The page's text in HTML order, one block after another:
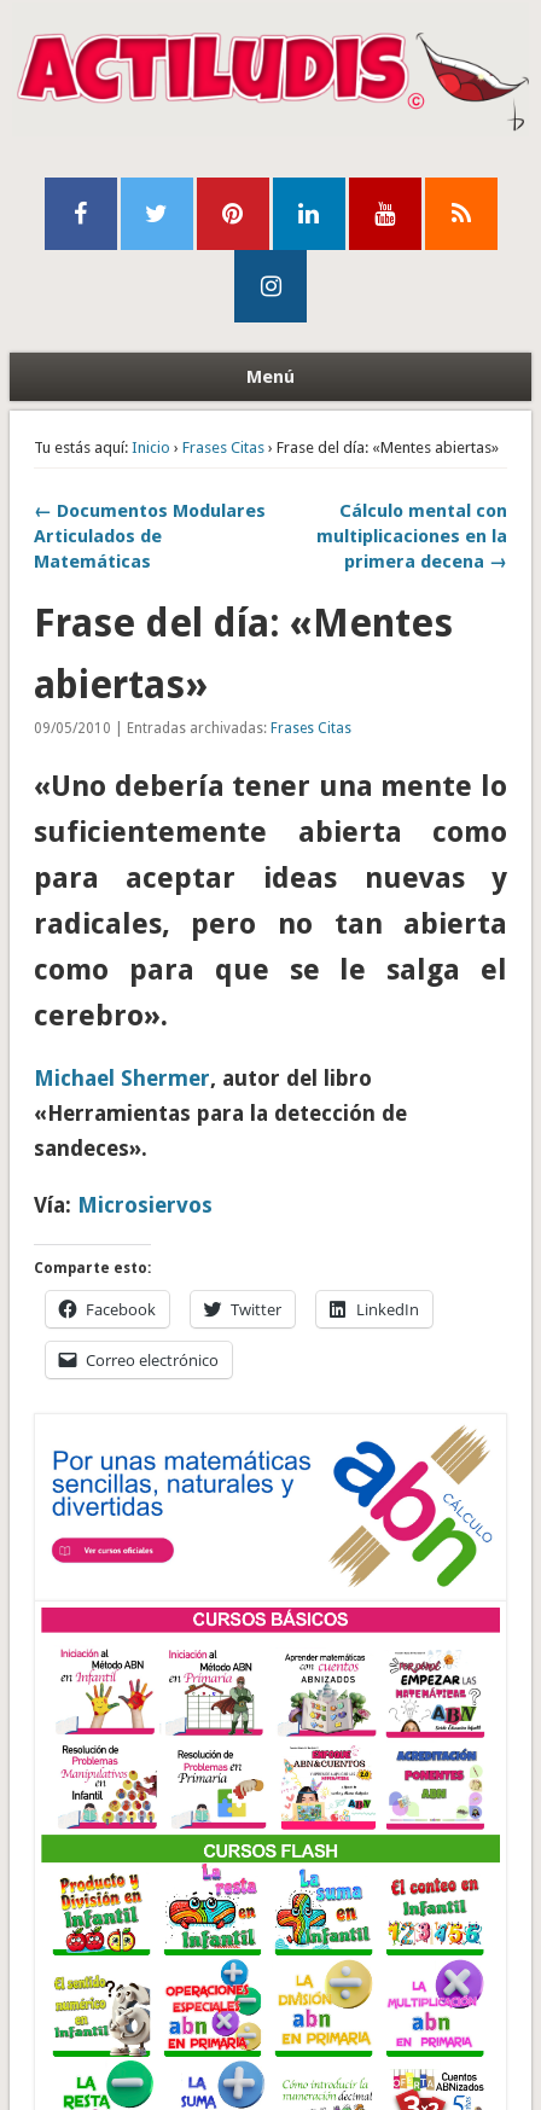
Menú
Tu estás aquí: Inicio › Frases Citas› Frase del día: «Mentes abiertas»
← Documentos Modulares
Articulados de
Matemáticas
Cálculo mental con
multiplicaciones en la
primera decena →
Frase del día: «Mentes
abiertas»
09/05/2010 | Entradas archivadas: Frases Citas
«Uno debería tener una mente lo
suficientemente abierta como
para aceptar ideas nuevas y
radicales, pero no tan abierta
como para que se le salga el
cerebro».
Michael Shermer, autor del libro
«Herramientas para la detección de
sandeces».
Vía: Microsiervos
Comparte esto:
Facebook Twitter LinkedIn
Correo electrónico